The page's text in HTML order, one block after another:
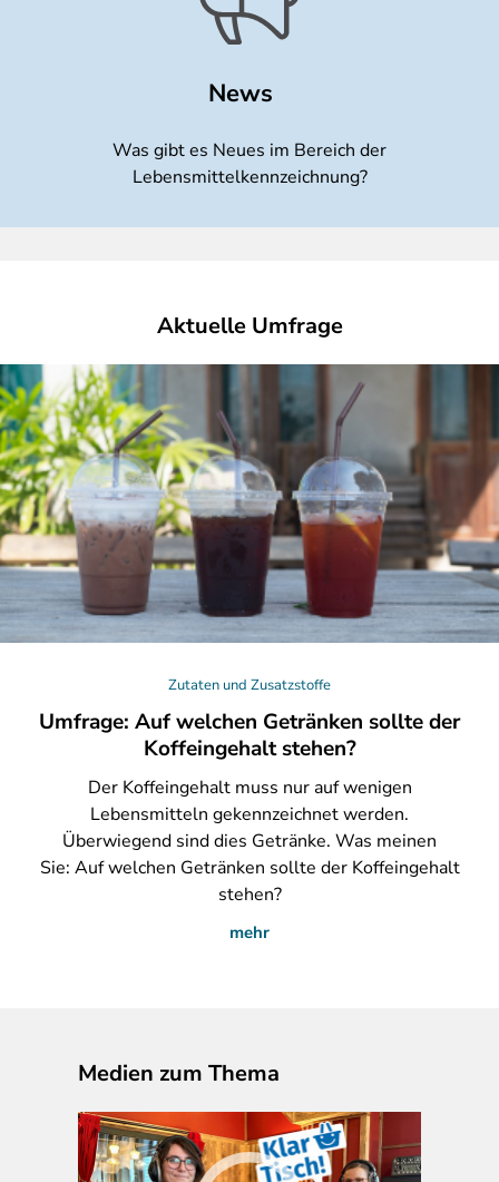
News
Was gibt es Neues im Bereich der
Lebensmittelkennzeichnung?
Aktuelle Umfrage
Zutaten und Zusatzstoffe
Umfrage: Auf welchen Getränken sollte der
Koffeingehalt stehen?
DerKoffeingehalt muss nur auf wenigen
Lebensmitteln gekennzeichnet werden.
Überwiegend sind dies Getränke. Was meinen
Sie: Auf welchen Getränken sollte der Koffeingehalt
stehen?
mehr
Medien zum Thema